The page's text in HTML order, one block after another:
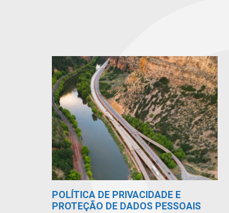
POLÍTICA DE PRIVACIDADE E
PROTEÇÃO DE DADOS PESSOAIS